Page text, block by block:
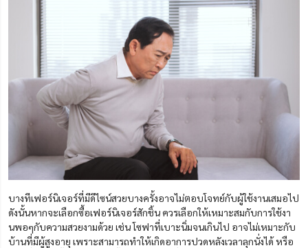
บางทีเฟอร์นิเจอร์ที่มีดีไซน์สวยบางครั้งอาจไม่ตอบโจทย์กับผู้ใช้งานเสมอไป
ดังนั้นหากจะเลือกซื้อเฟอร์นิเจอร์สักชิ้น ควรเลือกให้เหมาะสมกับการใช้งา
นพอๆกับความสวยงามด้วย เช่น โซฟาที่เบาะนิ่มจนเกินไป อาจไม่เหมาะกับ
บ้านที่มีผู้สูงอายุ เพราะสามารถทำให้เกิดอาการปวดหลังเวลาลุกนั่งได้ หรือ